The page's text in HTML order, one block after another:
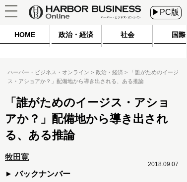
▶PC版
HOME 政治・経済 社会 国際
ハーバー・ビジネス・オンライン 政治・経済
「誰がためのイージ
ス・アショアか？」配備地から導き出される、ある推論
「誰がためのイージス・アショ
アか？」配備地から導き出され
る、ある推論
牧田寛
バックナンバー
2018.09.07